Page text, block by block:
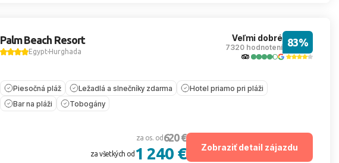
Palm Beach Resort
EgyptHurghada
Veľmi dobré
7320 hodnotení 83%
Piesočná pláž Ležadlá a slnečníky zdarma
Hotel priamo pri pláži
Bar na pláži
Tobogány
za os. od 620 €
za všetkých od 1 240 € Zobraziť detail zájazdu